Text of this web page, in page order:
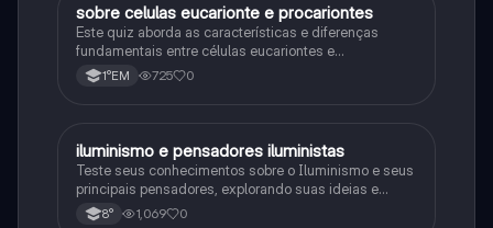
Biologia
sobre celulas eucarionte e procariontes
Este quiz aborda as características e diferenças
fundamentais entre células eucariontes e
procariontes.
1°EM 725 0
História
iluminismo e pensadores iluministas
Teste seus conhecimentos sobre o Iluminismo e seus
principais pensadores, explorando suas ideias e
impacto histórico.
8° 1,069 0